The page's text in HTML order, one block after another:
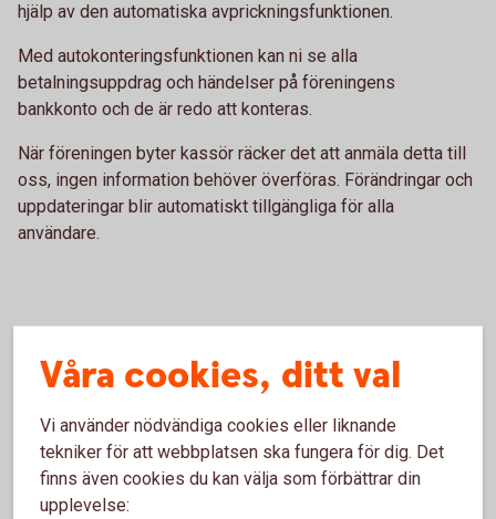
hjälp av den automatiska avprickningsfunktionen.
Med autokonteringsfunktionen kan ni se alla
betalningsuppdrag och händelser på föreningens
bankkonto och de är redo att konteras.
När föreningen byter kassör räcker det att anmäla detta till
oss, ingen information behöver överföras. Förändringar och
uppdateringar blir automatiskt tillgängliga för alla
användare.
e-bokföring Skog- och Lantbruk
företagets bokföring direkt i internetbanken.
e-bokföring Skog- och Lantbruk passar alla skogs- och
lantbruk som gör sina leverantörsbetalningar via
Våra cookies, ditt val
Vi använder nödvändiga cookies eller liknande
tekniker för att webbplatsen ska fungera för dig. Det
finns även cookies du kan välja som förbättrar din
upplevelse: